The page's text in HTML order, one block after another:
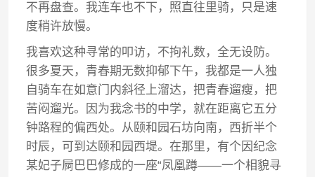
不再盘查。我连车也不下，照直往里骑，只是速
度稍许放慢。
我喜欢这种寻常的叩访，不拘礼数，全无设防。
很多夏天，青春期无数抑郁下午，我都是一人独
自骑车在如意门内斜径上溜达，把青春遛瘦，把
苦闷遛光。因为我念书的中学，就在距离它五分
钟路程的偏西处。从颐和园石坊向南，西折半个
时辰，可到达颐和园西堤。在那里，有个因纪念
某妃子屙巴巴修成的一座“凤凰蹲——一个相貌寻